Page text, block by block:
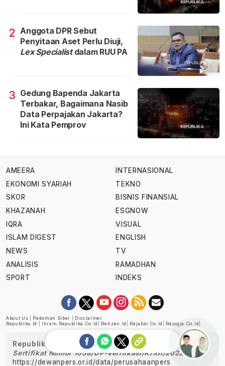
2 Anggota DPR Sebut
Penyitaan Aset Perlu Diuji,
Lex Specialistdalam RUU PA
3 Gedung Bapenda Jakarta
Terbakar, Bagaimana Nasib
Data Perpajakan Jakarta?
Ini Kata Pemprov
AMEERA
EKONOMI SYARIAH
SKOR
KHAZANAH
IQRA
ISLAM DIGEST
NEWS
ANALISIS
SPORT
INTERNASIONAL
TEKNO
BISNIS FINANSIAL
ESGNOW
VISUAL
ENGLISH
TV
RAMADHAN
INDEKS
About Us Pedoman Siber
Disclaimer
Republika.id
Ihram.republika.co.id Retizen.id Rejabar.co.id Rejogja.co.id
Republika telah diverifikasi oleh Dewan Pers
Sertifikat Nomor 1058/DP-Verifikasi/K/XII/2022
https://dewanpers.or.id/data/perusahaanpers